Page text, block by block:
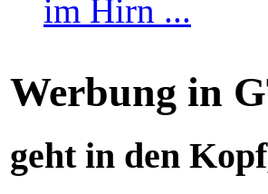
Werbung in
geht in den